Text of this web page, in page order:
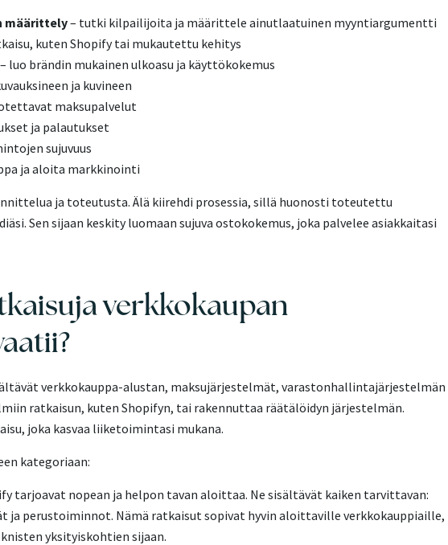
määrittely– tutki kilpailijoita ja määrittele ainutlaatuinen myyntiargumentti
kuten Shopify tai mukautettu kehitys
– luo brändin mukainen ulkoasu ja käyttökokemus
ja kuvineen
maksupalvelut
ja palautukset
sujuvuus
ja aloita markkinointi
ja toteutusta. Älä kiirehdi prosessia, sillä huonosti toteutettu
Sen sijaan keskity luomaan sujuva ostokokemus, joka palvelee asiakkaitasi
verkkokaupan
verkkokauppa-alustan, maksujärjestelmät, varastonhallintajärjestelmän
ratkaisun, kuten Shopifyn, tai rakennuttaa räätälöidyn järjestelmän.
joka kasvaa liiketoimintasi mukana.
kategoriaan:
tarjoavat nopean ja helpon tavan aloittaa. Ne sisältävät kaiken tarvittavan:
ja perustoiminnot. Nämä ratkaisut sopivat hyvin aloittaville verkkokauppiaille,
yksityiskohtien sijaan.